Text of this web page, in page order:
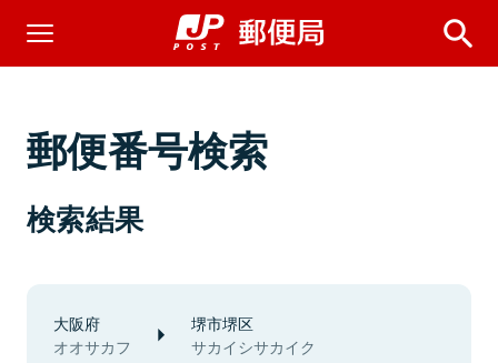
郵便番号検索
検索結果
大阪府
オオサカフ
堺市堺区
サカイシサカイク